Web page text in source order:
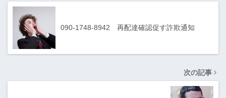
090-1748-8942 再配達確認促す詐欺通知
次の記事